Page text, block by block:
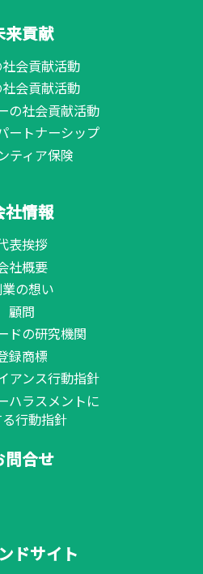
来貢献
会貢献活動
会貢献活動
の社会貢献活動
ートナーシップ
ティア保険
社情報
表挨拶
社概要
の想い
顧問
ドの研究機関
録商標
アンス行動指針
ハラスメントに
行動指針
問合せ
ドサイト